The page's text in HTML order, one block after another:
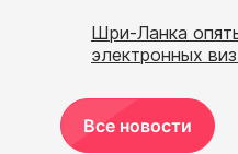
Шри-Ланка
электронных
Все новости